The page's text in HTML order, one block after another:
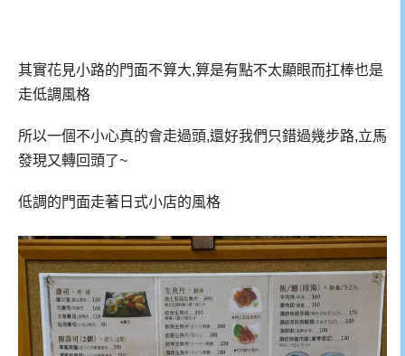
其實花見小路的門面不算大,算是有點不太顯眼而扛棒也是
走低調風格
所以一個不小心真的會走過頭,還好我們只錯過幾步路,立馬
發現又轉回頭了~
低調的門面走著日式小店的風格